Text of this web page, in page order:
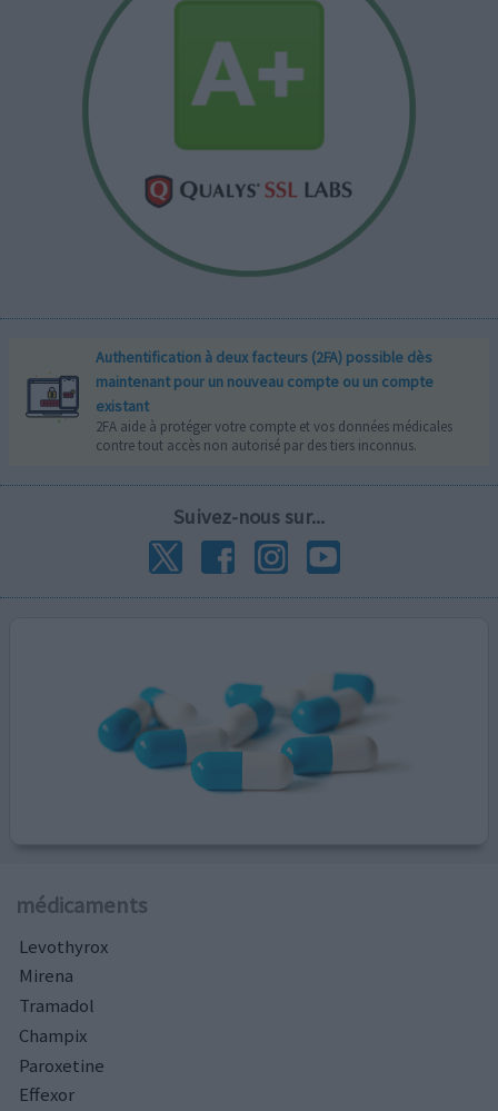
Authentification à deux facteurs (2FA) possible dès
maintenant pour un nouveau compte ou un compte
existant
2FA aide à protéger votre compte et vos données médicales
contre tout accès non autorisé par des tiers inconnus.
Suivez-nous sur...
médicaments
Levothyrox
Mirena
Tramadol
Champix
Paroxetine
Effexor